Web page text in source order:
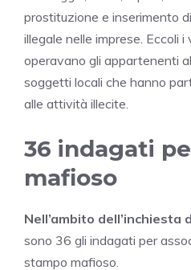
prostituzione e inserimento
illegale nelle imprese. Eccoli
operavano gli appartenenti
soggetti locali che hanno
alle attività illecite.
36 indagati
mafioso
Nell’ambito dell’inchiesta
sono 36 gli indagati per
stampo mafioso.